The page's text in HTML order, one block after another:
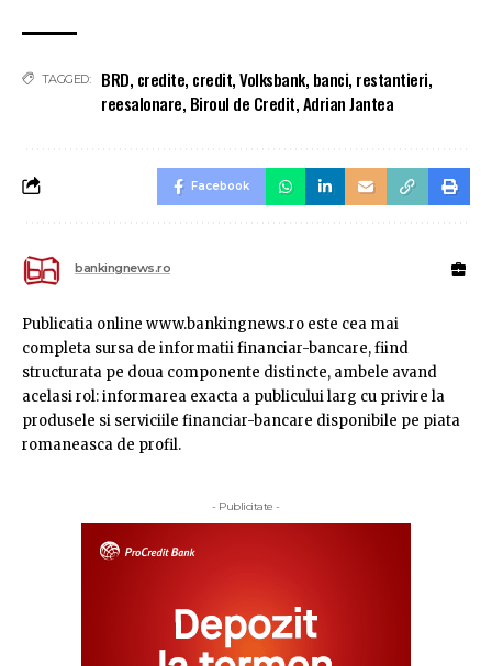
TAGGED: BRD, credite, credit,Volksbank, banci, restantieri,
reesalonare, Biroul de Credit,Adrian Jantea
Facebook
bankingnews.ro
Publicatia online www.bankingnews.ro este cea mai
completa sursa de informatii financiar-bancare, fiind
structurata pe doua componente distincte, ambele avand
acelasi rol: informarea exacta a publicului larg cu privire la
produsele si serviciile financiar-bancare disponibile pe piata
romaneasca de profil.
- Publicitate -